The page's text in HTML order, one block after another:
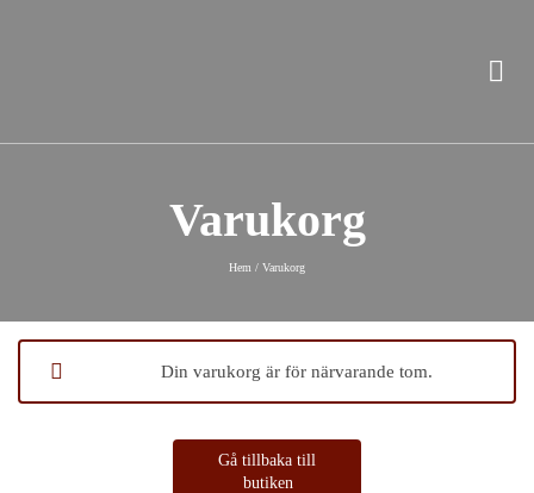
Varukorg
Hem / Varukorg
Din varukorg är för närvarande tom.
Gå tillbaka till
butiken